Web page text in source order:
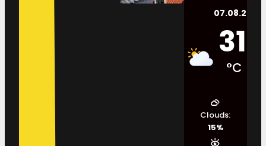
07.08.2026.
31
°C
Clouds:
15%